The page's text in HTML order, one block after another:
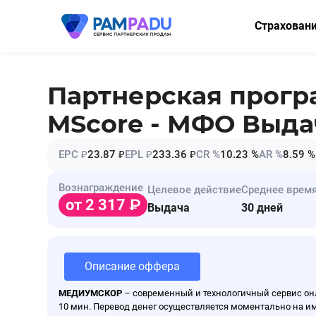
Мини-КАСКО
Партнерская
MScore - МФО
EPC ₽23.87 ₽EPL ₽233.36 ₽CR %10.23 %AR %8.59 %
Вознаграждение
от 2 317
Целевое действие
Выдача
Среднее
30 дней
Описание оффера
МЕДИУМСКОР – современный и технологичный сервис
10 мин. Перевод денег осуществляется моментально на